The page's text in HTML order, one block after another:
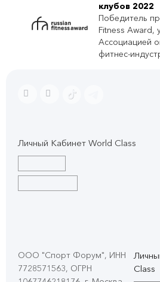
клубов 2022
Победитель
Fitness Award,
Ассоциацией
фитнес-
Личный Кабинет World Class
ООО "Спорт Форум", ИНН
7728571563, ОГРН
Class